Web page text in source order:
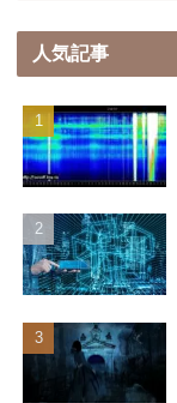
人気記事